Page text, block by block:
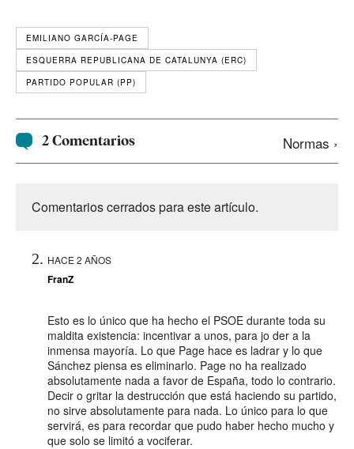
EMILIANO GARCÍA-PAGE
ESQUERRA REPUBLICANA DE CATALUNYA (ERC)
PARTIDO POPULAR (PP)
2 Comentarios Normas ›
Comentarios cerrados para este artículo.
HACE 2 AÑOS
FranZ
Esto es lo único que ha hecho el PSOE durante toda su
maldita existencia: incentivar a unos, para jo der a la
inmensa mayoría. Lo que Page hace es ladrar y lo que
Sánchez piensa es eliminarlo. Page no ha realizado
absolutamente nada a favor de España, todo lo contrario.
Decir o gritar la destrucción que está haciendo su partido,
no sirve absolutamente para nada. Lo único para lo que
servirá, es para recordar que pudo haber hecho mucho y
que solo se limitó a vociferar.